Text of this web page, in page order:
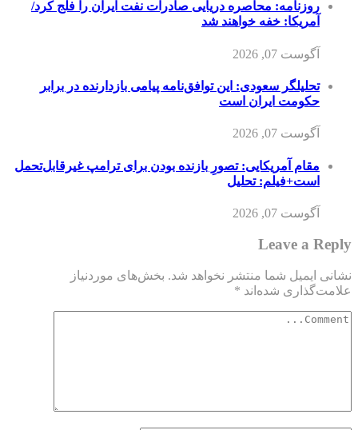
روزنامه: محاصره دریایی صادرات نفت ایران را فلج کرد/
آمریکا: خفه خواهند شد
آگوست 07, 2026
تحلیلگر سعودی: این توافق‌نامه پیامی بازدارنده در برابر
حکومت ایران است
آگوست 07, 2026
مقام آمریکایی: تصورِ بازنده بودن برای ترامپ غیرقابل‌تحمل
است+فیلم: تحلیل
آگوست 07, 2026
Leave a Reply
نشانی ایمیل شما منتشر نخواهد شد. بخش‌های موردنیاز
علامت‌گذاری شده‌اند *